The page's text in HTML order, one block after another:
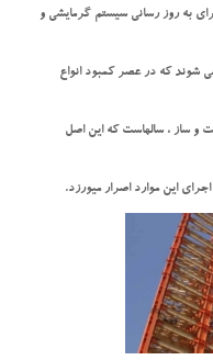
به روز رسانی سیستم گرمایشی و
شوند که در عصر کمبود انواع
و ساز ، سالهاست که این اصل